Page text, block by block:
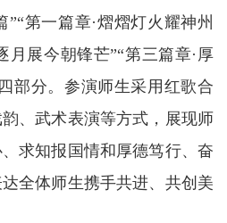
”“第一篇章·熠熠灯火耀神州
月展今朝锋芒”“第三篇章·厚
部分。参演师生采用红歌合
、武术表演等方式，展现师
求知报国情和厚德笃行、奋
全体师生携手共进、共创美